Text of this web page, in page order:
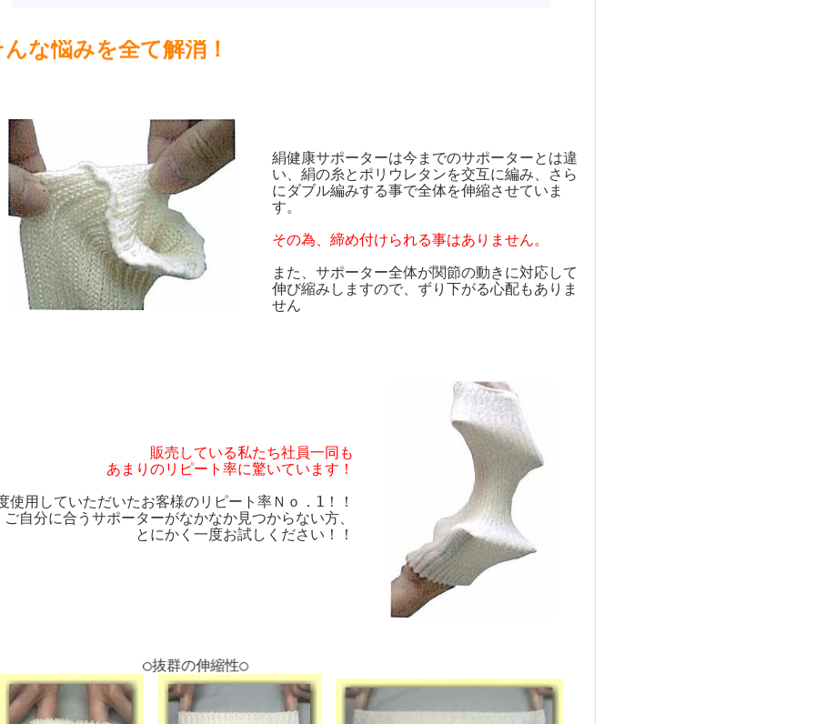
んな悩みを全て解消！
絹健康サポーターは今までのサポーターとは違
い、絹の糸とポリウレタンを交互に編み、さら
にダブル編みする事で全体を伸縮させていま
す。
その為、締め付けられる事はありません。
また、サポーター全体が関節の動きに対応して
伸び縮みしますので、ずり下がる心配もありま
せん
販売している私たち社員一同も
あまりのリピート率に驚いています！
使用していただいたお客様のリピート率Ｎｏ．1！！
ご自分に合うサポーターがなかなか見つからない方、
とにかく一度お試しください！！
○抜群の伸縮性○